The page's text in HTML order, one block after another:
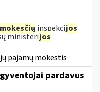
mokesčių inspekcijos
ministerijos
pajamų mokestis
pardavus